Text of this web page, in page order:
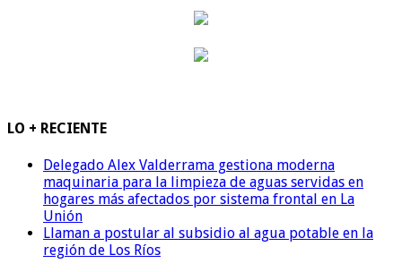
LO + RECIENTE
Delegado Alex Valderrama gestiona moderna
maquinaria para la limpieza de aguas servidas en
hogares más afectados por sistema frontal en La
Unión
Llaman a postular al subsidio al agua potable en la
región de Los Ríos